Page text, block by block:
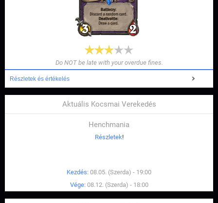
Do NOT be late with your overdue fines.
Részletek és értékelés
Aktuális Kocsmai Verekedés
Henchmania
Részletek!
Kezdés: 08.05. (Szerda) - 19:00
Vége: 08.12. (Szerda) - 18:00